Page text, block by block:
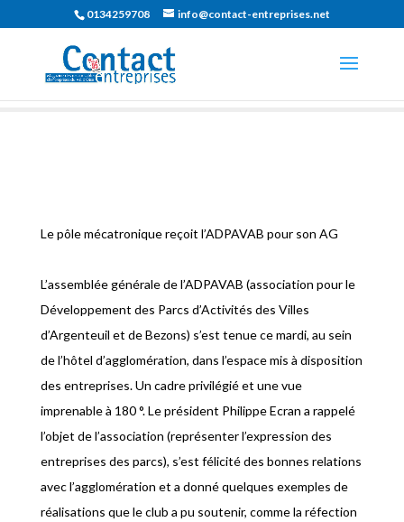
0134259708 info@contact-entreprises.net
Le pôle mécatronique reçoit l’ADPAVAB pour son AG
L’assemblée générale de l’ADPAVAB (association pour le
Développement des Parcs d’Activités des Villes
d’Argenteuil et de Bezons) s’est tenue ce mardi, au sein
de l’hôtel d’agglomération, dans l’espace mis à disposition
des entreprises. Un cadre privilégié et une vue
imprenable à 180 °. Le président Philippe Ecran a rappelé
l’objet de l’association (représenter l’expression des
entreprises des parcs), s’est félicité des bonnes relations
avec l’agglomération et a donné quelques exemples de
réalisations que le club a pu soutenir, comme la réfection